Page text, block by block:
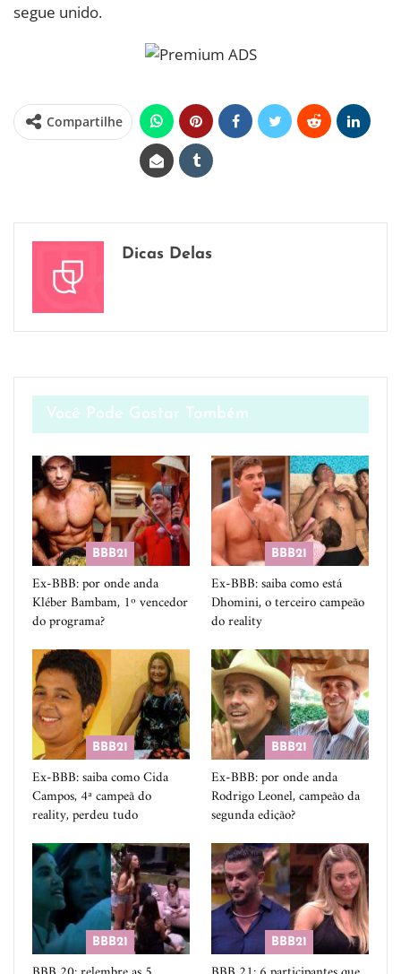
segue unido.
Compartilhe
Dicas Delas
Você Pode Gostar Também
BBB21
Ex-BBB: por onde anda
Kléber Bambam, 1º vencedor
do programa?
BBB21
Ex-BBB: saiba como está
Dhomini, o terceiro campeão
do reality
BBB21
Ex-BBB: saiba como Cida
Campos, 4ª campeã do
reality, perdeu tudo
BBB21
Ex-BBB: por onde anda
Rodrigo Leonel, campeão da
segunda edição?
BBB21 BBB21